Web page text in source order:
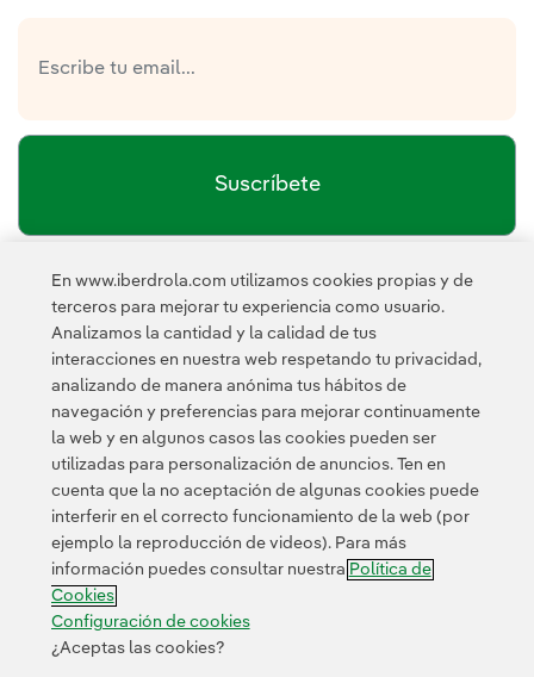
Suscríbete
He leído y acepto lapolítica de privacidad de la
Newsletter
Enlace externo, se abre en ventana nueva.
Esta página está protegida por reCAPTCHA y se aplican la
Política de privacidad Términos de servicio de
Contacta Clientes Política de Privacidad Información legal
Política de cookies Configuración de cookies Accesibilidad
Canal de denuncias
En www.iberdrola.com utilizamos cookies propias y de
terceros para mejorar tu experiencia como usuario.
Analizamos la cantidad y la calidad de tus
interacciones en nuestra web respetando tu privacidad,
analizando de manera anónima tus hábitos de
navegación y preferencias para mejorar continuamente
la web y en algunos casos las cookies pueden ser
utilizadas para personalización de anuncios. Ten en
cuenta que la no aceptación de algunas cookies puede
interferir en el correcto funcionamiento de la web (por
ejemplo la reproducción de videos). Para más
información puedes consultar nuestra Política de
Cookies
Configuración de cookies
¿Aceptas las cookies?